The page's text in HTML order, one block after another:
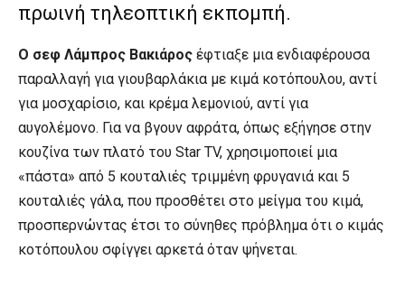
πρωινή τηλεοπτική εκπομπή.
Ο σεφ Λάμπρος Βακιάρος έφτιαξε μια ενδιαφέρουσα
παραλλαγή για γιουβαρλάκια με κιμά κοτόπουλου, αντί
για μοσχαρίσιο, και κρέμα λεμονιού, αντί για
αυγολέμονο. Για να βγουν αφράτα, όπως εξήγησε στην
κουζίνα των πλατό του Star TV, χρησιμοποιεί μια
«πάστα» από 5 κουταλιές τριμμένη φρυγανιά και 5
κουταλιές γάλα, που προσθέτει στο μείγμα του κιμά,
προσπερνώντας έτσι το σύνηθες πρόβλημα ότι ο κιμάς
κοτόπουλου σφίγγει αρκετά όταν ψήνεται.